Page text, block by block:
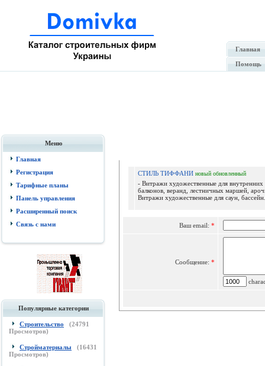
Главная
Помощь
Меню
Главная
Регистрация
Тарифные планы
Панель управления
Расширенный поиск
Связь с нами
Популярные категории
Строительство (24791
Просмотров)
Стройматериалы (16431
Просмотров)
СТИЛЬ ТИФФАНИ новый обновленный
- Витражи художественные для внутренних
балконов, веранд, лестничных маршей,
Витражи художественные для саун,
Ваш email: *
Сообщение: *